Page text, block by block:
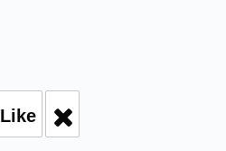
Like